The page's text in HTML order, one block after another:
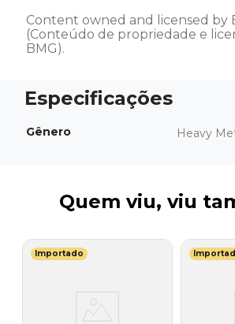
Content owned and licensed by
(Conteúdo de propriedade e
BMG).
Gênero Heavy
Quem viu, viu
Importado